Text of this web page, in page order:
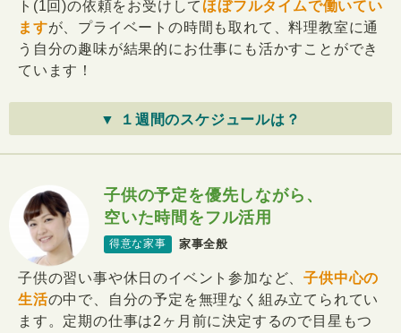
ト(1回)の依頼をお受けして ほぼフルタイムで働いてい
ますが、プライベートの時間も取れて、料理教室に通
う自分の趣味が結果的にお仕事にも活かすことができ
ています！
▼ １週間のスケジュールは？
子供の予定を優先しながら、
空いた時間をフル活用
得意な家事 家事全般
子供の習い事や休日のイベント参加など、子供中心の
生活の中で、自分の予定を無理なく組み立てられてい
ます。定期の仕事は2ヶ月前に決定するので目星もつ